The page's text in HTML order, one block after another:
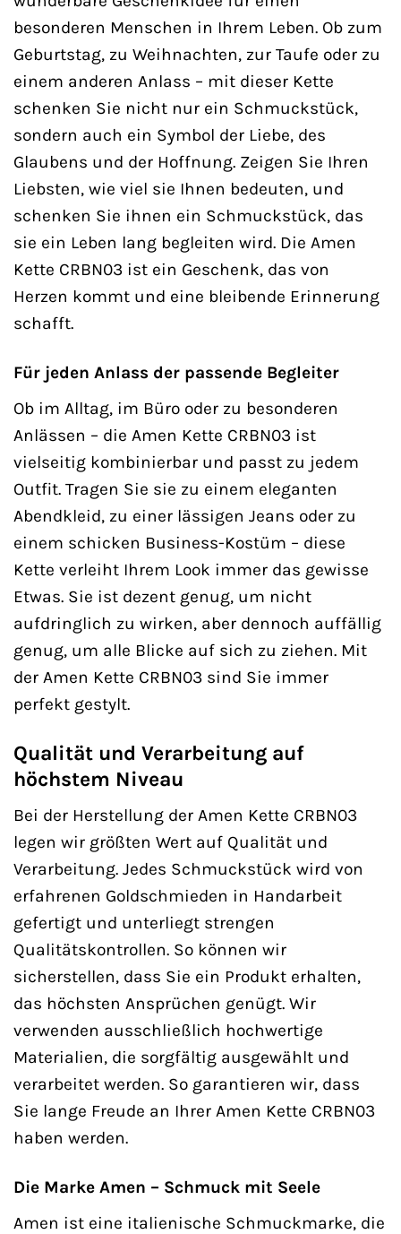
besonderen Menschen in Ihrem Leben. Ob zum
Geburtstag, zu Weihnachten, zur Taufe oder zu
einem anderen Anlass – mit dieser Kette
schenken Sie nicht nur ein Schmuckstück,
sondern auch ein Symbol der Liebe, des
Glaubens und der Hoffnung. Zeigen Sie Ihren
Liebsten, wie viel sie Ihnen bedeuten, und
schenken Sie ihnen ein Schmuckstück, das
sie ein Leben lang begleiten wird. Die Amen
Kette CRBN03 ist ein Geschenk, das von
Herzen kommt und eine bleibende Erinnerung
schafft.
Für jeden Anlass der passende Begleiter
Ob im Alltag, im Büro oder zu besonderen
Anlässen – die Amen Kette CRBN03 ist
vielseitig kombinierbar und passt zu jedem
Outfit. Tragen Sie sie zu einem eleganten
Abendkleid, zu einer lässigen Jeans oder zu
einem schicken Business-Kostüm – diese
Kette verleiht Ihrem Look immer das gewisse
Etwas. Sie ist dezent genug, um nicht
aufdringlich zu wirken, aber dennoch auffällig
genug, um alle Blicke auf sich zu ziehen. Mit
der Amen Kette CRBN03 sind Sie immer
perfekt gestylt.
Qualität und Verarbeitung auf
höchstem Niveau
Bei der Herstellung der Amen Kette CRBN03
legen wir größten Wert auf Qualität und
Verarbeitung. Jedes Schmuckstück wird von
erfahrenen Goldschmieden in Handarbeit
gefertigt und unterliegt strengen
Qualitätskontrollen. So können wir
sicherstellen, dass Sie ein Produkt erhalten,
das höchsten Ansprüchen genügt. Wir
verwenden ausschließlich hochwertige
Materialien, die sorgfältig ausgewählt und
verarbeitet werden. So garantieren wir, dass
Sie lange Freude an Ihrer Amen Kette CRBN03
haben werden.
Die Marke Amen – Schmuck mit Seele
Amen ist eine italienische Schmuckmarke, die